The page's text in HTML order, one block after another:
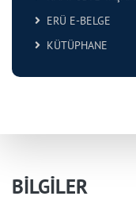
ERÜ E-BELGE
KÜTÜPHANE
BİLGİLER